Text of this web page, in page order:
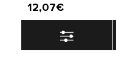
12,07€